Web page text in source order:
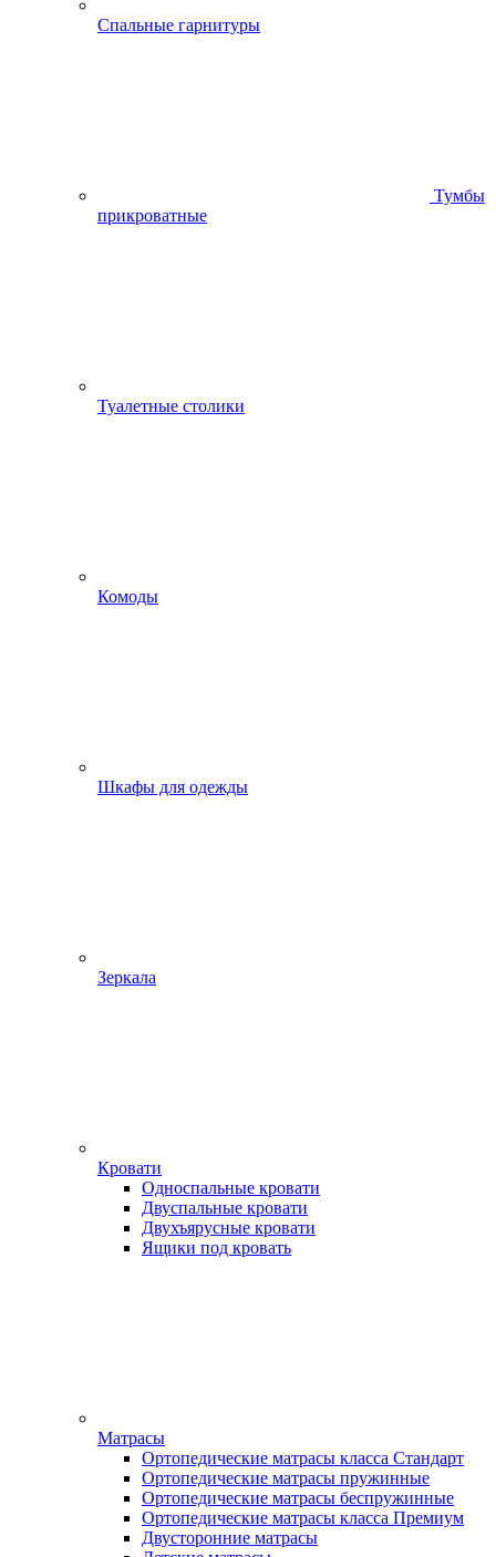
Спальные гарнитуры
Тумбы
прикроватные
Туалетные столики
Комоды
Шкафы для одежды
Зеркала
Кровати
Односпальные кровати
Двуспальные кровати
Двухъярусные кровати
Ящики под кровать
Матрасы
Ортопедические матрасы класса Стандарт
Ортопедические матрасы пружинные
Ортопедические матрасы беспружинные
Ортопедические матрасы класса Премиум
Двусторонние матрасы